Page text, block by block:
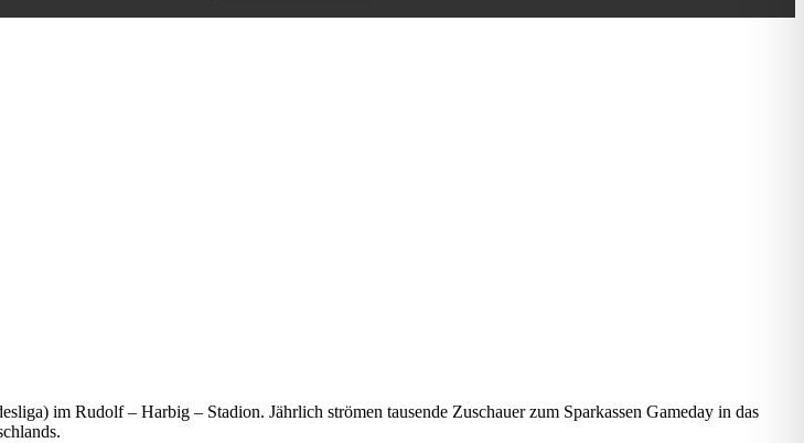
im Rudolf – Harbig – Stadion. Jährlich strömen tausende Zuschauer zum Sparkassen Gameday in das